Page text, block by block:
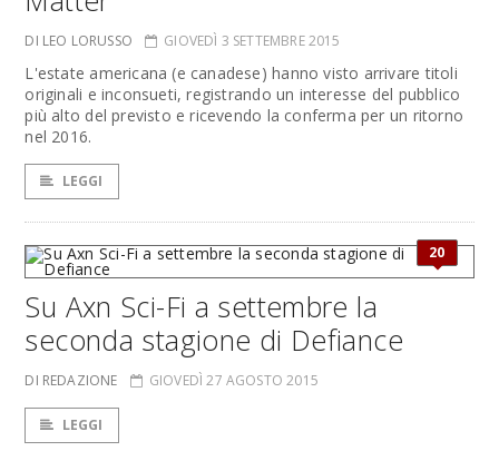
DI LEO LORUSSO GIOVEDÌ 3 SETTEMBRE 2015
L'estate americana (e canadese) hanno visto arrivare titoli
originali e inconsueti, registrando un interesse del pubblico
più alto del previsto e ricevendo la conferma per un ritorno
nel 2016.
LEGGI
20
Su Axn Sci-Fi a settembre la
seconda stagione di Defiance
DI REDAZIONE GIOVEDÌ 27 AGOSTO 2015
LEGGI